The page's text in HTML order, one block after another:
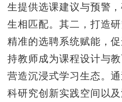
生提供选课建议与预警
生相匹配。其二，打造
精准的选聘系统赋能，
持教师成为课程设计与
营造沉浸式学习生态。
科研究创新实践空间以